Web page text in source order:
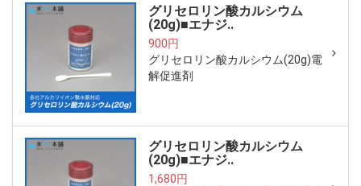
グリセロリン酸カルシウム
(20g)■エナジ..
900円
グリセロリン酸カルシウム(20g)電
解促進剤
グリセロリン酸カルシウム
(20g)■エナジ..
1,680円